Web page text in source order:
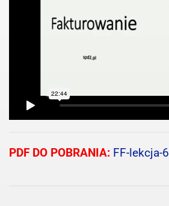
PDF DO POBRANIA: FF-lekcja-6